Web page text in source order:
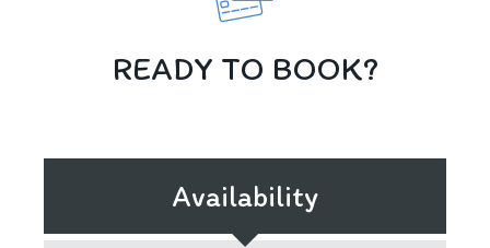
READY TO BOOK?
Availability